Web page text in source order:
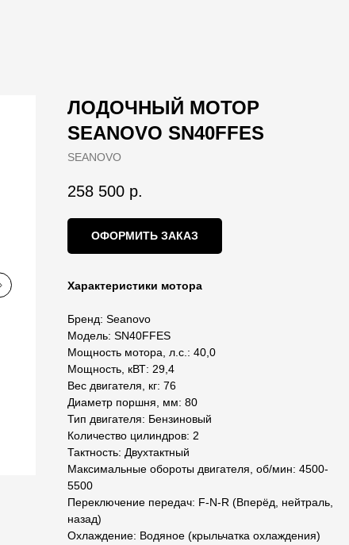
ЛОДОЧНЫЙ МОТОР
SEANOVO SN40FFES
SEANOVO
258 500 р.
ОФОРМИТЬ ЗАКАЗ
Характеристики мотора
Бренд: Seanovo
Модель: SN40FFES
Мощность мотора, л.с.: 40,0
Мощность, кВТ: 29,4
Вес двигателя, кг: 76
Диаметр поршня, мм: 80
Тип двигателя: Бензиновый
Количество цилиндров: 2
Тактность: Двухтактный
Максимальные обороты двигателя, об/мин: 4500-
5500
Переключение передач: F-N-R (Вперёд, нейтраль,
назад)
Охлаждение: Водяное (крыльчатка охлаждения)